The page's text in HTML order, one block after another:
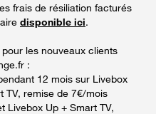
frais de résiliation facturés
disponible ici.
pour les nouveaux clients
:
12 mois sur Livebox
TV, remise de 7€/mois
Livebox Up + Smart TV,